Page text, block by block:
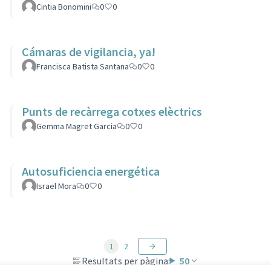
Cintia Bonomini 0 0
Cámaras de vigilancia, ya!
Francisca Batista Santana 0 0
Punts de recàrrega cotxes elèctrics
Gemma Magret Garcia 0 0
Autosuficiencia energética
Israel Mora 0 0
Resultats per pàgina: 50
1 2